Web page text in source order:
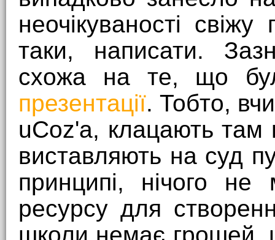
неочікуваності
таки, написати.
схожа на те, що
презентації. Тобто,
uCoz'a, клацають там
виставляють на суд
принципі, нічого
ресурсу для